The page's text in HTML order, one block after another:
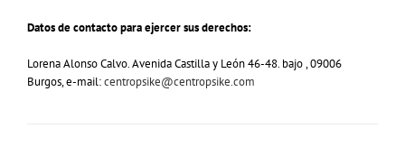
Datos de contacto para ejercer sus derechos:
Lorena Alonso Calvo. Avenida Castilla y León 46-48. bajo , 09006
Burgos, e-mail:centropsike@centropsike.com